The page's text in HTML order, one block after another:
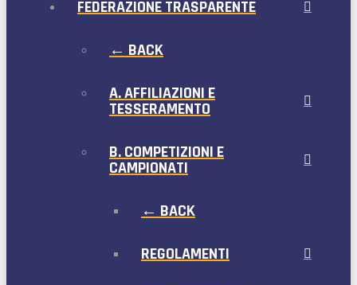
FEDERAZIONE TRASPARENTE
← BACK
A. AFFILIAZIONI E
TESSERAMENTO
B. COMPETIZIONI E
CAMPIONATI
← BACK
REGOLAMENTI